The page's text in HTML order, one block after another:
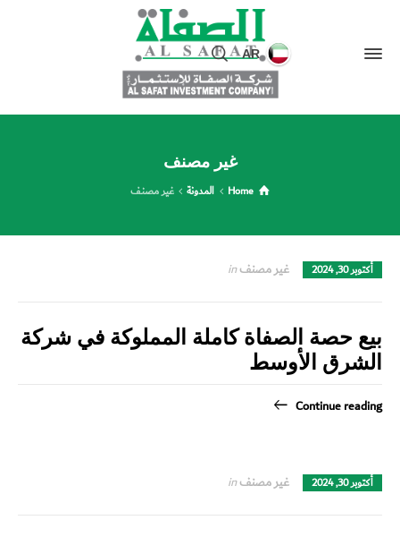
AR
غير مصنف
Home
المدونة غير مصنف
أكتوبر 30, 2024 غير مصنفin
بيع حصة الصفاة كاملة المملوكة في شركة
الشرق الأوسط
Continue reading
أكتوبر 30, 2024 غير مصنفin